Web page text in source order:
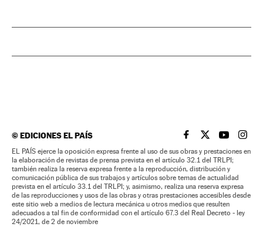
©EDICIONES EL PAÍS EL PAÍS BRASIL EN
EL PAÍSEL PAÍS
EL
EL PAÍS ejerce la oposición expresa frente al uso de sus obras y prestaciones en
la elaboración de revistas de prensa prevista en el artículo 32.1 del TRLPI;
también realiza la reserva expresa frente a la reproducción, distribución y
comunicación pública de sus trabajos y artículos sobre temas de actualidad
prevista en el artículo 33.1 del TRLPI; y, asimismo, realiza una reserva expresa
de las reproducciones y usos de las obras y otras prestaciones accesibles desde
este sitio web a medios de lectura mecánica u otros medios que resulten
adecuados a tal fin de conformidad con el artículo 67.3 del Real Decreto - ley
24/2021, de 2 de noviembre